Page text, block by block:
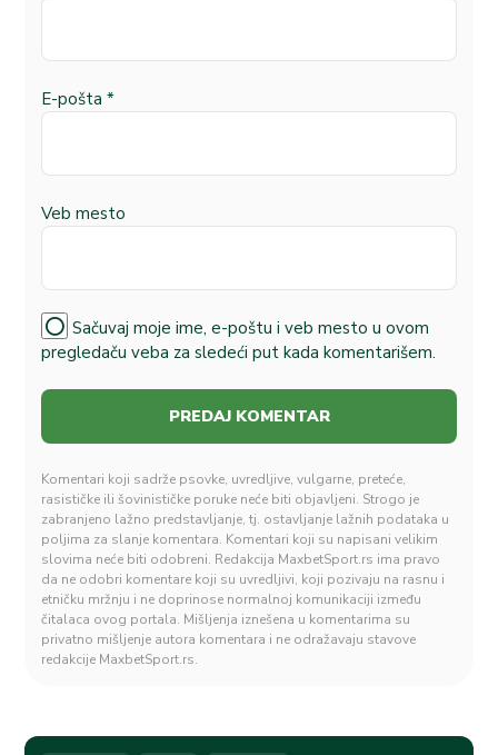
E-pošta *
Veb mesto
Sačuvaj moje ime, e-poštu i veb mesto u ovom
pregledaču veba za sledeći put kada komentarišem.
Komentari koji sadrže psovke, uvredljive, vulgarne, preteće,
rasističke ili šovinističke poruke neće biti objavljeni. Strogo je
zabranjeno lažno predstavljanje, tj. ostavljanje lažnih podataka u
poljima za slanje komentara. Komentari koji su napisani velikim
slovima neće biti odobreni. Redakcija MaxbetSport.rs ima pravo
da ne odobri komentare koji su uvredljivi, koji pozivaju na rasnu i
etničku mržnju i ne doprinose normalnoj komunikaciji između
čitalaca ovog portala. Mišljenja iznešena u komentarima su
privatno mišljenje autora komentara i ne odražavaju stavove
redakcije MaxbetSport.rs.